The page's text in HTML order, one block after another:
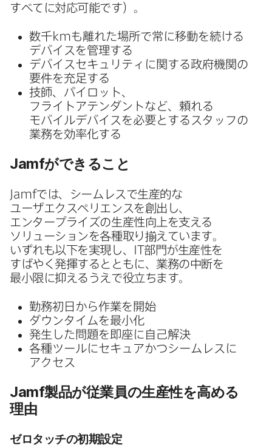
すべてに​対応可能です）。
数千kmも​離れた​場所で​常に​移動を​続ける​
デバイスを​管理する
デバイスセキュリティに​関する​政府機関の​
要件を​充足する
技師、​パイロット、​
フライトアテンダントなど、​頼れる​
モバイルデバイスを​必要と​する​スタッフの​
業務を​効率化する
Jamfが​できる​こと
Jamfでは、​シームレスで​生産的な​
ユーザエクスペリエンスを​創出し、​
エンタープライズの​生産性向上を​支える​
ソリューションを​各種取り揃えています。​
いずれも​以下を​実現し、
IT部門が​生産性を​
すばやく​発揮するとともに、​業務の​中断を​
最小限に​抑えるうえで​役立ちます。
勤務初日から​作業を​開始
ダウンタイムを​最小化
発生した​問題を​即座に​自己解決
各種ツールに​セキュアかつシームレスに​
アクセス
Jamf製品が​従業員の​生産性を​高める​
理由
ゼロタッチの​初期設定